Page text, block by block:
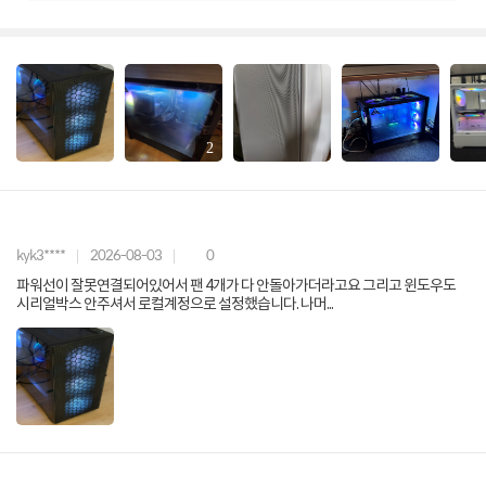
2
kyk3**** 2026-08-03 0
파워선이 잘못연결되어있어서 팬 4개가 다 안돌아가더라고요 그리고 윈도우도
시리얼박스 안주셔서 로컬계정으로 설정했습니다. 나머...